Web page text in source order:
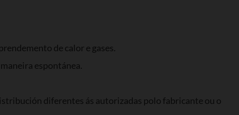
de calor e gases.
espontánea.
diferentes ás autorizadas polo fabricante ou o